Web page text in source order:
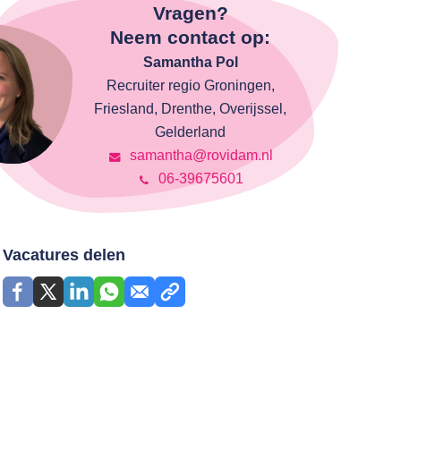
Vragen?
Neem contact op:
Samantha Pol
Recruiter regio Groningen,
Friesland, Drenthe, Overijssel,
Gelderland
samantha@rovidam.nl
06-39675601
Vacatures delen